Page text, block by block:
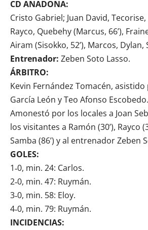
CD ANADONA:
Cristo Gabriel; Juan David, Tecorise,
Rayco, Quebehy (Marcus, 66’),
Airam (Sisokko, 52’), Marcos, Dylan,
Entrenador: Zeben Soto Lasso.
ÁRBITRO:
Kevin Fernández Tomacén,
García León y Teo Afonso Escobedo.
Amonestó por los locales a Joan
los visitantes a Ramón (30’), Rayco
Samba (86’) y al entrenador Zeben
GOLES:
1‑0, min. 24: Carlos.
2‑0, min. 47: Ruymán.
3‑0, min. 58: Eloy.
4‑0, min. 79: Ruymán.
INCIDENCIAS: